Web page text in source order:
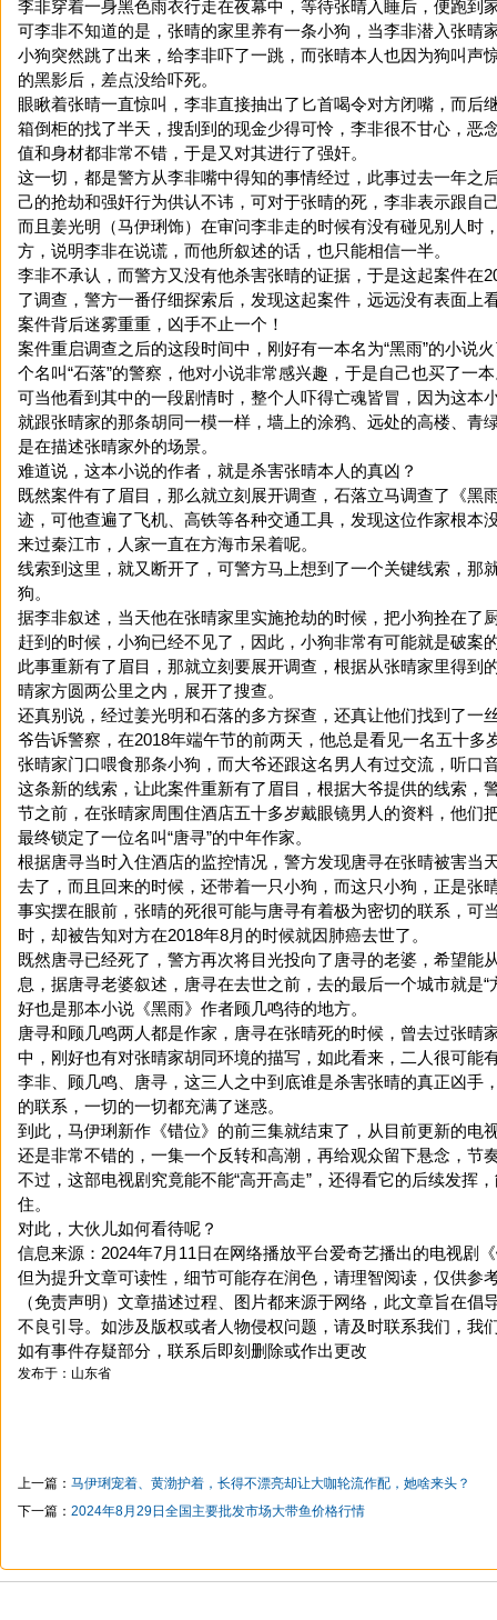
李非穿着一身黑色雨衣行走在夜幕中，等待张晴入睡后，便跑到
可李非不知道的是，张晴的家里养有一条小狗，当李非潜入张晴
小狗突然跳了出来，给李非吓了一跳，而张晴本人也因为狗叫声
的黑影后，差点没给吓死。
眼瞅着张晴一直惊叫，李非直接抽出了匕首喝令对方闭嘴，而后
箱倒柜的找了半天，搜刮到的现金少得可怜，李非很不甘心，恶
值和身材都非常不错，于是又对其进行了强奸。
这一切，都是警方从李非嘴中得知的事情经过，此事过去一年之
己的抢劫和强奸行为供认不讳，可对于张晴的死，李非表示跟自
而且姜光明（马伊琍饰）在审问李非走的时候有没有碰见别人时
方，说明李非在说谎，而他所叙述的话，也只能相信一半。
李非不承认，而警方又没有他杀害张晴的证据，于是这起案件在
了调查，警方一番仔细探索后，发现这起案件，远远没有表面上
案件背后迷雾重重，凶手不止一个！
案件重启调查之后的这段时间中，刚好有一本名为“黑雨”的小说
个名叫“石落”的警察，他对小说非常感兴趣，于是自己也买了一
可当他看到其中的一段剧情时，整个人吓得亡魂皆冒，因为这本
就跟张晴家的那条胡同一模一样，墙上的涂鸦、远处的高楼、青
是在描述张晴家外的场景。
难道说，这本小说的作者，就是杀害张晴本人的真凶？
既然案件有了眉目，那么就立刻展开调查，石落立马调查了《黑
迹，可他查遍了飞机、高铁等各种交通工具，发现这位作家根本
来过秦江市，人家一直在方海市呆着呢。
线索到这里，就又断开了，可警方马上想到了一个关键线索，那
狗。
据李非叙述，当天他在张晴家里实施抢劫的时候，把小狗拴在了
赶到的时候，小狗已经不见了，因此，小狗非常有可能就是破案
此事重新有了眉目，那就立刻要展开调查，根据从张晴家里得到
晴家方圆两公里之内，展开了搜查。
还真别说，经过姜光明和石落的多方探查，还真让他们找到了一
爷告诉警察，在2018年端午节的前两天，他总是看见一名五十多
张晴家门口喂食那条小狗，而大爷还跟这名男人有过交流，听口
这条新的线索，让此案件重新有了眉目，根据大爷提供的线索，
节之前，在张晴家周围住酒店五十多岁戴眼镜男人的资料，他们
最终锁定了一位名叫“唐寻”的中年作家。
根据唐寻当时入住酒店的监控情况，警方发现唐寻在张晴被害当
去了，而且回来的时候，还带着一只小狗，而这只小狗，正是张
事实摆在眼前，张晴的死很可能与唐寻有着极为密切的联系，可
时，却被告知对方在2018年8月的时候就因肺癌去世了。
既然唐寻已经死了，警方再次将目光投向了唐寻的老婆，希望能
息，据唐寻老婆叙述，唐寻在去世之前，去的最后一个城市就是“
好也是那本小说《黑雨》作者顾几鸣待的地方。
唐寻和顾几鸣两人都是作家，唐寻在张晴死的时候，曾去过张晴
中，刚好也有对张晴家胡同环境的描写，如此看来，二人很可能
李非、顾几鸣、唐寻，这三人之中到底谁是杀害张晴的真正凶手
的联系，一切的一切都充满了迷惑。
到此，马伊琍新作《错位》的前三集就结束了，从目前更新的电
还是非常不错的，一集一个反转和高潮，再给观众留下悬念，节
不过，这部电视剧究竟能不能“高开高走”，还得看它的后续发挥
住。
对此，大伙儿如何看待呢？
信息来源：2024年7月11日在网络播放平台爱奇艺播出的电视剧
但为提升文章可读性，细节可能存在润色，请理智阅读，仅供参
（免责声明）文章描述过程、图片都来源于网络，此文章旨在倡
不良引导。如涉及版权或者人物侵权问题，请及时联系我们，我
如有事件存疑部分，联系后即刻删除或作出更改
发布于：山东省
上一篇： 马伊琍宠着、黄渤护着，长得不漂亮却让大咖轮流作配，她啥来头？
下一篇： 2024年8月29日全国主要批发市场大带鱼价格行情